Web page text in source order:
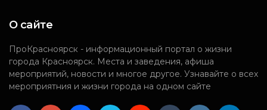
О сайте
ПроКрасноярск - информационный портал о жизни
города Красноярск. Места и заведения, афиша
мероприятий, новости и многое другое. Узнавайте о всех
мероприятния и жизни города на одном сайте